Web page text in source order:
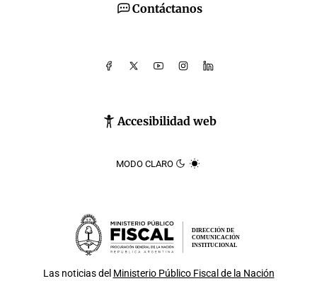
Contáctanos
Accesibilidad web
MODO CLARO
DIRECCIÓN DE
COMUNICACIÓN
INSTITUCIONAL
Las noticias del Ministerio Público Fiscal de la Nación